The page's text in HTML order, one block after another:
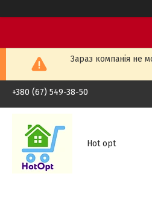
Зараз компанія не
+380 (67) 549-38-50
Hot opt